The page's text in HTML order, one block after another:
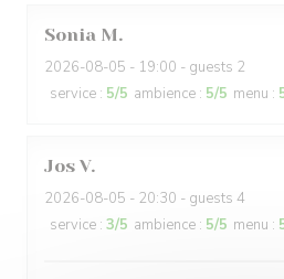
Sonia M
2026-08-05 - 19:00 - guests 2
service : 5/5 ambience : 5/5 menu :
Jos V
2026-08-05 - 20:30 - guests 4
service : 3/5 ambience : 5/5 menu :